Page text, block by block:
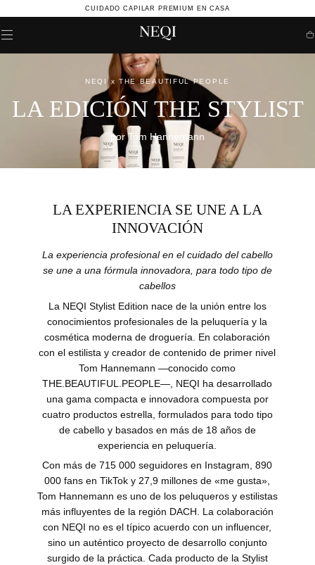
contenido
CUIDADO CAPILAR PREMIUM EN CASA
NEQI x THE BEAUTIFUL PEOPLE
LA EDICIÓN THE STYLIST
por Tom Hannemann
LA EXPERIENCIA SE UNE A LA
INNOVACIÓN
La experiencia profesional en el cuidado del cabello
se une a una fórmula innovadora, para todo tipo de
cabellos
La NEQI Stylist Edition nace de la unión entre los
conocimientos profesionales de la peluquería y la
cosmética moderna de droguería. En colaboración
con el estilista y creador de contenido de primer nivel
Tom Hannemann —conocido como
THE.BEAUTIFUL.PEOPLE—, NEQI ha desarrollado
una gama compacta e innovadora compuesta por
cuatro productos estrella, formulados para todo tipo
de cabello y basados en más de 18 años de
experiencia en peluquería.
Con más de 715 000 seguidores en Instagram, 890
000 fans en TikTok y 27,9 millones de «me gusta»,
Tom Hannemann es uno de los peluqueros y estilistas
más influyentes de la región DACH. La colaboración
con NEQI no es el típico acuerdo con un influencer,
sino un auténtico proyecto de desarrollo conjunto
surgido de la práctica. Cada producto de la Stylist